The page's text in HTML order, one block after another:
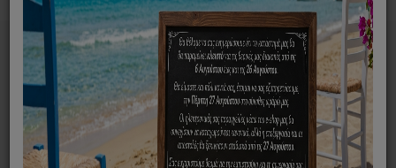
Home
Σκούπα
Original Σακούλες Σκούπας Hoover H59 Athyss